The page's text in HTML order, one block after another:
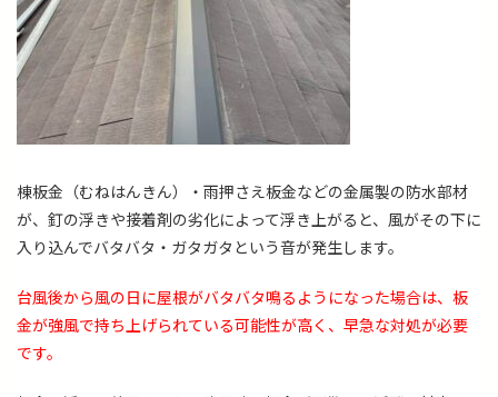
棟板金（むねはんきん）・雨押さえ板金などの金属製の防水部材
が、釘の浮きや接着剤の劣化によって浮き上がると、風がその下に
入り込んでバタバタ・ガタガタという音が発生します。
台風後から風の日に屋根がバタバタ鳴るようになった場合は、板
金が強風で持ち上げられている可能性が高く、早急な対処が必要
です。